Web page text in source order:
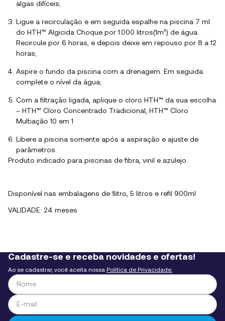
algas difíceis;
Ligue a recirculação e em seguida espalhe na piscina 7 ml
do HTH™ Algicida Choque por 1.000 litros(1m³) de água.
Recircule por 6 horas, e depois deixe em repouso por 8 a 12
horas;
Aspire o fundo da piscina com a drenagem. Em seguida
complete o nível da água;
Com a filtração ligada, aplique o cloro HTH™ da sua escolha
– HTH™ Cloro Concentrado Tradicional, HTH™ Cloro
Multiação 10 em 1
Libere a piscina somente após a aspiração e ajuste de
parâmetros.
Produto indicado para piscinas de fibra, vinil e azulejo.
Disponível nas embalagens de 1litro, 5 litros e refil 900ml
VALIDADE: 24 meses
Cadastre-se e receba novidades e ofertas!
Ao se cadastrar, você aceita nossa Política de Privacidade.